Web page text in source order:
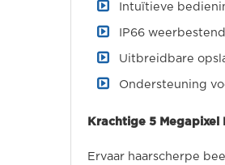
Intuïtieve
IP66
Uitbreidbare
Ondersteuning
Krachtige 5
Ervaar haarscherpe